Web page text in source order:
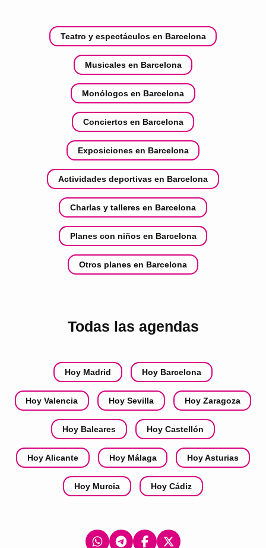
Teatro y espectáculos en Barcelona
Musicales en Barcelona
Monólogos en Barcelona
Conciertos en Barcelona
Exposiciones en Barcelona
Actividades deportivas en Barcelona
Charlas y talleres en Barcelona
Planes con niños en Barcelona
Otros planes en Barcelona
Todas las agendas
Hoy Madrid Hoy Barcelona
Hoy Valencia Hoy Sevilla Hoy Zaragoza
Hoy Baleares Hoy Castellón
Hoy Alicante Hoy Málaga Hoy Asturias
Hoy Murcia Hoy Cádiz